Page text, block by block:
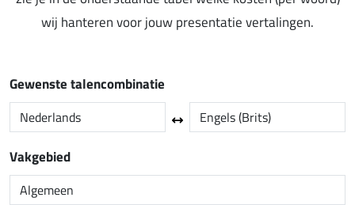
wij hanteren voor jouw presentatie vertalingen.
Gewenste talencombinatie
Vakgebied